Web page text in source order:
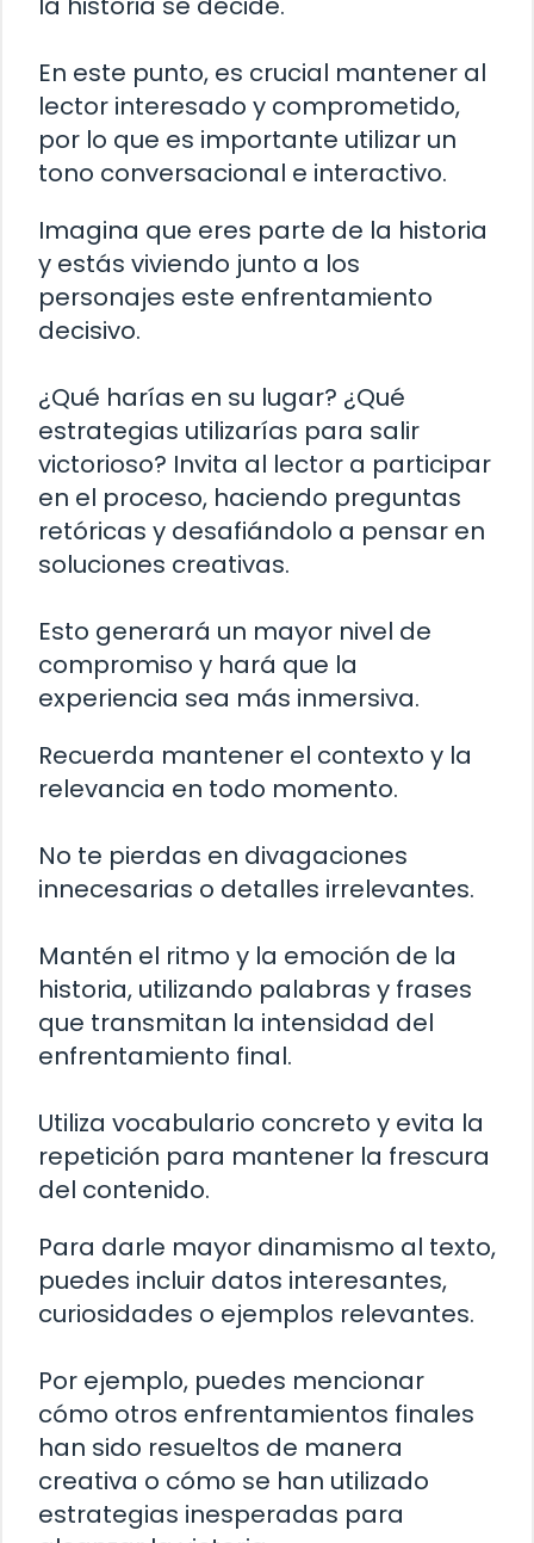
En este punto, es crucial mantener al
lector interesado y comprometido,
por lo que es importante utilizar un
tono conversacional e interactivo.
Imagina que eres parte de la historia
y estás viviendo junto a los
personajes este enfrentamiento
decisivo.
¿Qué harías en su lugar? ¿Qué
estrategias utilizarías para salir
victorioso? Invita al lector a participar
en el proceso, haciendo preguntas
retóricas y desafiándolo a pensar en
soluciones creativas.
Esto generará un mayor nivel de
compromiso y hará que la
experiencia sea más inmersiva.
Recuerda mantener el contexto y la
relevancia en todo momento.
No te pierdas en divagaciones
innecesarias o detalles irrelevantes.
Mantén el ritmo y la emoción de la
historia, utilizando palabras y frases
que transmitan la intensidad del
enfrentamiento final.
Utiliza vocabulario concreto y evita la
repetición para mantener la frescura
del contenido.
Para darle mayor dinamismo al texto,
puedes incluir datos interesantes,
curiosidades o ejemplos relevantes.
Por ejemplo, puedes mencionar
cómo otros enfrentamientos finales
han sido resueltos de manera
creativa o cómo se han utilizado
estrategias inesperadas para